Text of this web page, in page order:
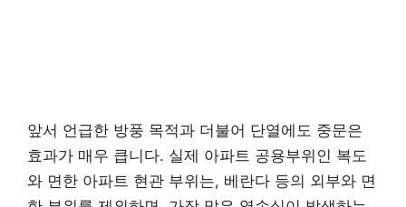
앞서 언급한 방풍 목적과 더불어 단열에도 중문은
효과가 매우 큽니다. 실제 아파트 공용부위인 복도
와 면한 아파트 현관 부위는, 베란다 등의 외부와 면